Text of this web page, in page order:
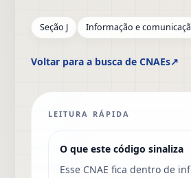
Seção J Informação e
Voltar para a busca de CNAEs↗
LEITURA RÁPIDA
O que este código sinaliza
Esse CNAE fica dentro de